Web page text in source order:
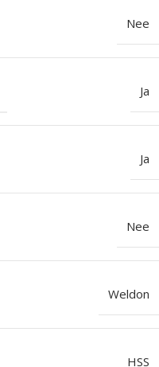
Nee
Ja
Ja
Nee
Weldon
HSS